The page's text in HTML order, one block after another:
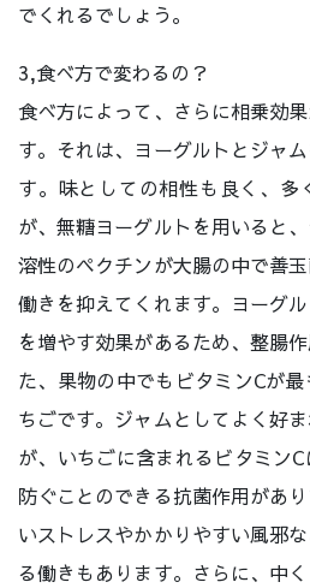
でくれるでしょう。
3,食べ方で変わるの？
食べ方によって、さらに相乗効
す。それは、ヨーグルトとジャ
す。味としての相性も良く、多
が、無糖ヨーグルトを用いると
溶性のペクチンが大腸の中で善
働きを抑えてくれます。ヨーグ
を増やす効果があるため、整腸
た、果物の中でもビタミンCが
ちごです。ジャムとしてよく好
が、いちごに含まれるビタミン
防ぐことのできる抗菌作用があ
いストレスやかかりやすい風邪
る働きもあります。さらに、中